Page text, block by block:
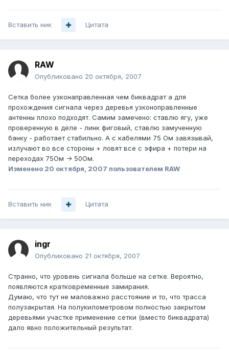
Вставить ник Цитата
RAW
Опубликовано 20 октября, 2007
Сетка более узконаправленная чем биквадрат а для
прохождения сигнала через деревья узконоправленные
антенны плохо подходят. Самим замечено: ставлю ягу, уже
проверенную в деле - линк фиговый, ставлю замученную
банку - работает стабильно. А с кабелями 75 Ом завязывай,
излучают во все стороны + ловят все с эфира + потери на
переходах 75Ом -> 50Ом.
Изменено 20 октября, 2007 пользователем RAW
Вставить ник Цитата
ingr
Опубликовано 21 октября, 2007
Странно, что уровень сигнала больше на сетке. Вероятно,
появляются кратковременные замирания.
Думаю, что тут не маловажно расстояние и то, что трасса
полузакрытая. На полукилометровом полностью закрытом
деревьями участке применение сетки (вместо биквадрата)
дало явно положительный результат.